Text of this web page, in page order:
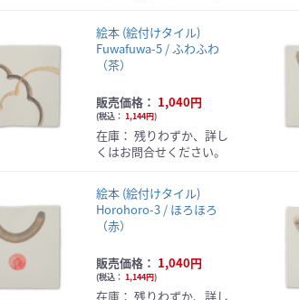
絵本 (絵付けタイル)
Fuwafuwa-5 / ふわふわ
（茶）
販売価格： 1,040円
(税込： 1,144円)
在庫： 残りわずか、詳し
くはお問合せください。
絵本 (絵付けタイル)
Horohoro-3 / ほろほろ
（赤）
販売価格： 1,040円
(税込： 1,144円)
在庫： 残りわずか、詳し